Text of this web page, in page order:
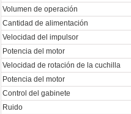
Volumen de operación
Cantidad de alimentación
Velocidad del impulsor
Potencia del motor
Velocidad de rotación de la cuchilla
Potencia del motor
Control del gabinete
Ruido